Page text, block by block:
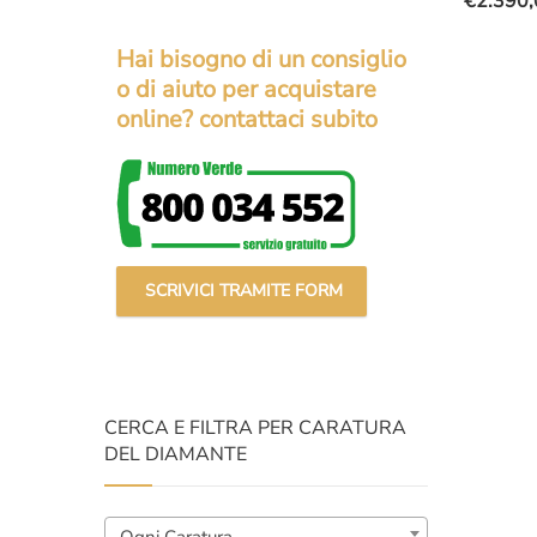
Il
Il
Hai bisogno di un consiglio
o di aiuto per acquistare
online? contattaci subito
SCRIVICI TRAMITE FORM
CERCA E FILTRA PER CARATURA
DEL DIAMANTE